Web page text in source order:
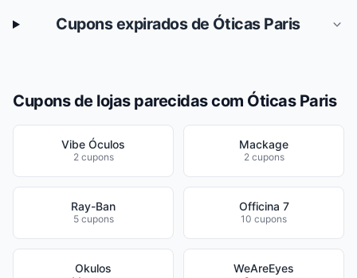
Cupons expirados de Óticas Paris
Cupons de lojas parecidas com Óticas Paris
Vibe Óculos
2 cupons
Mackage
2 cupons
Ray-Ban
5 cupons
Officina 7
10 cupons
Okulos WeAreEyes